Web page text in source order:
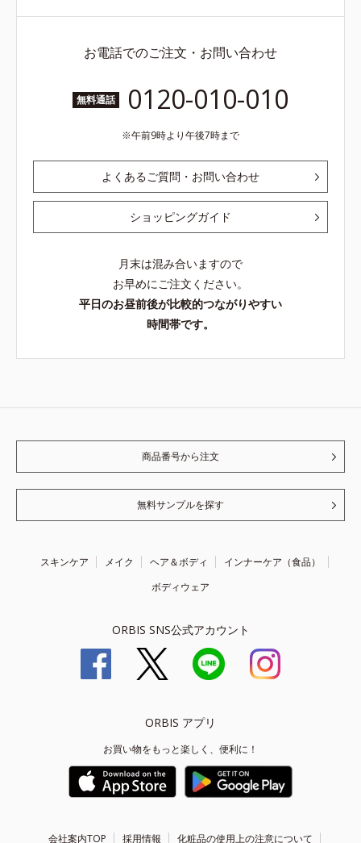
お電話でのご注文・お問い合わせ
無料通話 0120-010-010
午前9時より午後7時まで
よくあるご質問・お問い合わせ
ショッピングガイド
月末は混み合いますので
お早めにご注文ください。
平日のお昼前後が比較的つながりやすい
時間帯です。
商品番号から注文
無料サンプルを探す
スキンケア メイク ヘア＆ボディ
インナーケア（食品）
ボディウェア
ORBIS SNS公式アカウント
ORBIS アプリ
お買い物をもっと楽しく、便利に！
会社案内TOP 採用情報 化粧品の使用上の注意について